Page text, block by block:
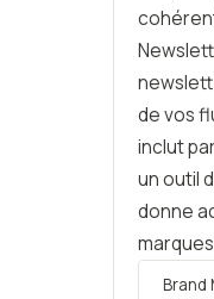
de vos
inclut
un outil
donne
Brand